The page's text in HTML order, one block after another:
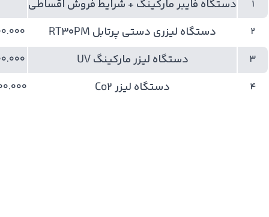
1
دستگاه فایبر مارکینگ + شرایط فروش اقساطی
2 دستگاه لیزری دستی پرتابل RT30PM
3
دستگاه لیزر مارکینگ UV
4
دستگاه لیزر Co2